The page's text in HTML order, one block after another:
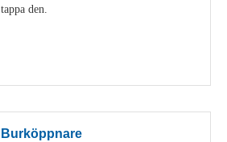
tappa den.
Burköppnare